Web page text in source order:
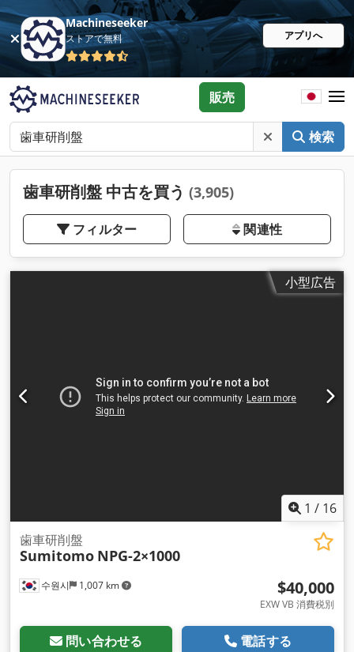
Machineseeker
ストアで無料 アプリへ
検索
販売
歯車研削盤 中古を買う (3,905)
フィルター 関連性
小型広告
1 / 16
수원시 1,007 km
歯車研削盤
Sumitomo NPG-2×1000
$40,000
EXW VB 消費税別
問い合わせる 電話する